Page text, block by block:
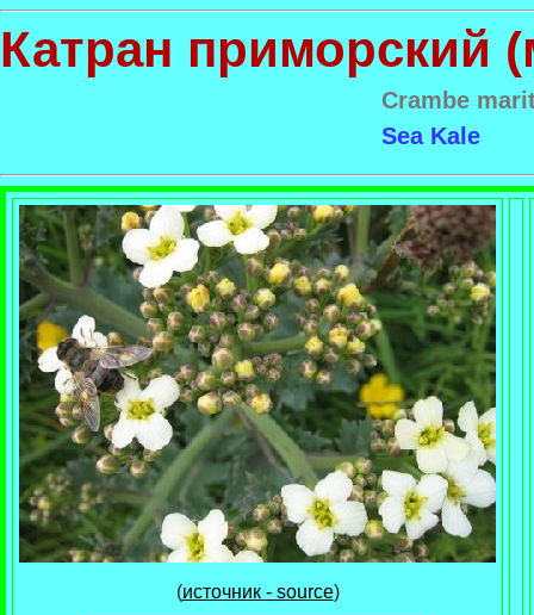
Катран приморский
Crambe
Sea Kale
(источник - source)